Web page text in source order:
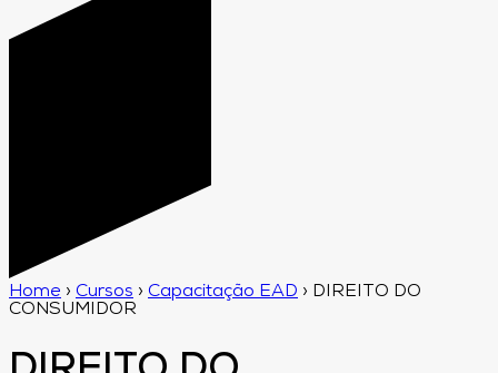
Home › Cursos › Capacitação EAD › DIREITO DO
CONSUMIDOR